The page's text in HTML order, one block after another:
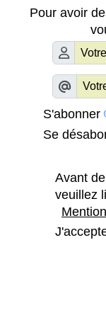
Pour avoir
S'abonner
Se
Avant
veuillez